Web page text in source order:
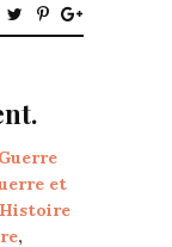
Guerre
et
Histoire
,